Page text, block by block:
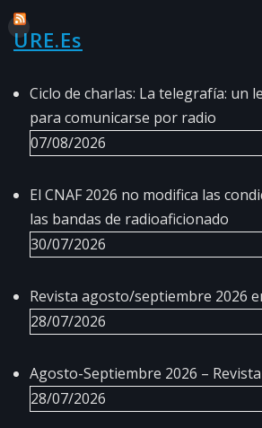
URE.es
Ciclo de charlas: La telegrafía: un
para comunicarse por radio
07/08/2026
El CNAF 2026 no modifica las
las bandas de radioaficionado
30/07/2026
Revista agosto/septiembre 2026
28/07/2026
Agosto-Septiembre 2026 – Revista
28/07/2026